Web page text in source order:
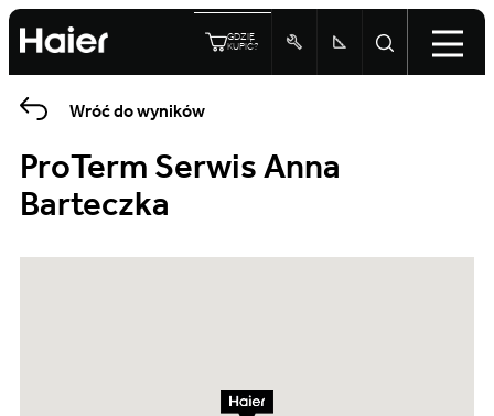
GDZIE
KUPIĆ?
Wróć do wyników
ProTerm Serwis Anna
Barteczka